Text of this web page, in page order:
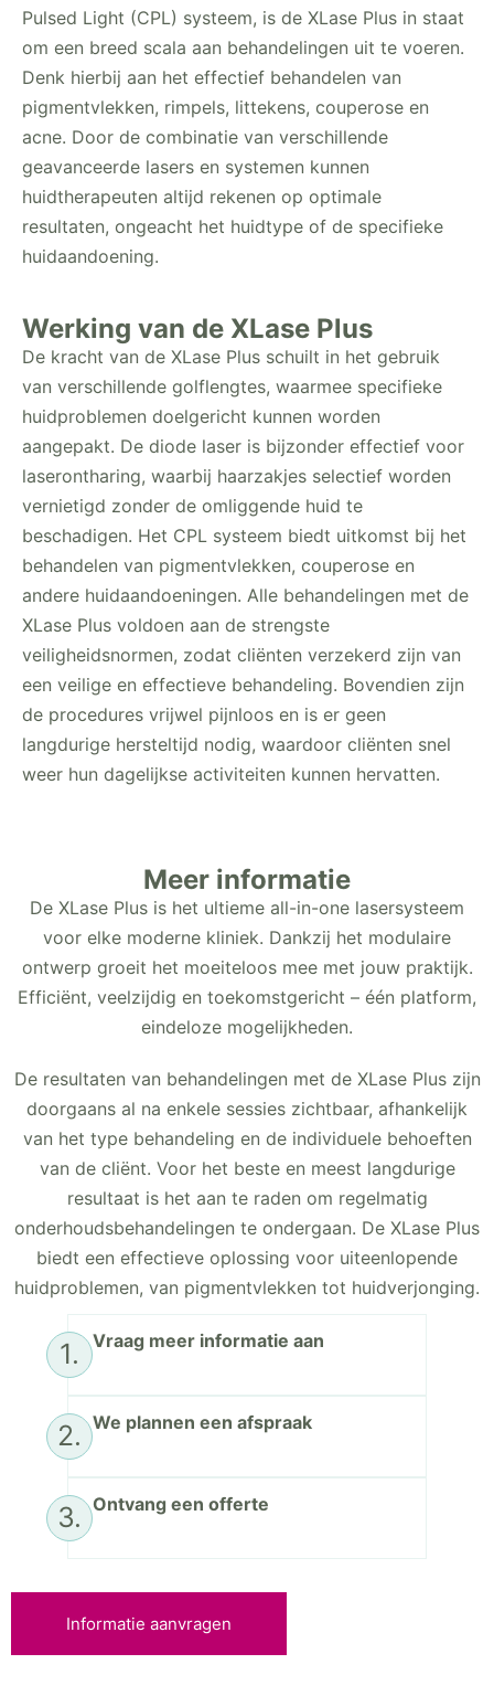
Pulsed Light (CPL) systeem, is de XLase Plus in staat
om een breed scala aan behandelingen uit te voeren.
Denk hierbij aan het effectief behandelen van
pigmentvlekken, rimpels, littekens, couperose en
acne. Door de combinatie van verschillende
geavanceerde lasers en systemen kunnen
huidtherapeuten altijd rekenen op optimale
resultaten, ongeacht het huidtype of de specifieke
huidaandoening.
Werking van de XLase Plus
De kracht van de XLase Plus schuilt in het gebruik
van verschillende golflengtes, waarmee specifieke
huidproblemen doelgericht kunnen worden
aangepakt. De diode laser is bijzonder effectief voor
laserontharing, waarbij haarzakjes selectief worden
vernietigd zonder de omliggende huid te
beschadigen. Het CPL systeem biedt uitkomst bij het
behandelen van pigmentvlekken, couperose en
andere huidaandoeningen. Alle behandelingen met de
XLase Plus voldoen aan de strengste
veiligheidsnormen, zodat cliënten verzekerd zijn van
een veilige en effectieve behandeling. Bovendien zijn
de procedures vrijwel pijnloos en is er geen
langdurige hersteltijd nodig, waardoor cliënten snel
weer hun dagelijkse activiteiten kunnen hervatten.
Meer informatie
De XLase Plus is het ultieme all-in-one lasersysteem
voor elke moderne kliniek. Dankzij het modulaire
ontwerp groeit het moeiteloos mee met jouw praktijk.
Efficiënt, veelzijdig en toekomstgericht – één platform,
eindeloze mogelijkheden.
De resultaten van behandelingen met de XLase Plus zijn
doorgaans al na enkele sessies zichtbaar, afhankelijk
van het type behandeling en de individuele behoeften
van de cliënt. Voor het beste en meest langdurige
resultaat is het aan te raden om regelmatig
onderhoudsbehandelingen te ondergaan. De XLase Plus
biedt een effectieve oplossing voor uiteenlopende
huidproblemen, van pigmentvlekken tot huidverjonging.
1. Vraag meer informatie aan
2. We plannen een afspraak
3. Ontvang een offerte
Informatie aanvragen